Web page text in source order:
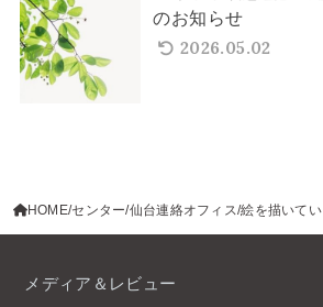
のお知らせ
2026.05.02
HOME センター 仙台連絡オフィス 絵を描いて
メディア＆レビュー